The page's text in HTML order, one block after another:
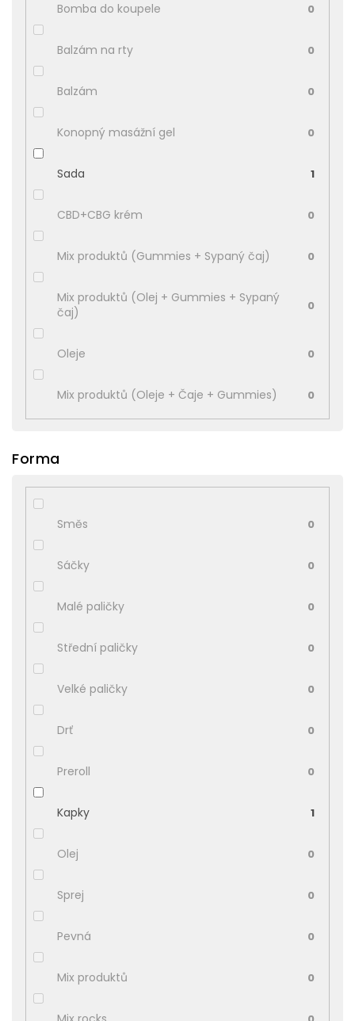
Bomba do koupele 0
Balzám na rty 0
Balzám 0
Konopný masážní gel 0
Sada 1
CBD+CBG krém 0
Mix produktů (Gummies + Sypaný čaj) 0
Mix produktů (Olej + Gummies + Sypaný
čaj)
0
Oleje 0
Mix produktů (Oleje + Čaje + Gummies) 0
Forma
Směs 0
Sáčky 0
Malé paličky 0
Střední paličky 0
Velké paličky 0
Drť 0
Preroll 0
Kapky 1
Olej 0
Sprej 0
Pevná 0
Mix produktů 0